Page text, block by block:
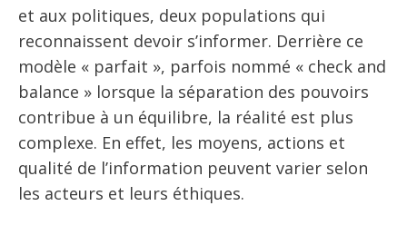
et aux politiques, deux populations qui
reconnaissent devoir s’informer. Derrière ce
modèle « parfait », parfois nommé « check and
balance » lorsque la séparation des pouvoirs
contribue à un équilibre, la réalité est plus
complexe. En effet, les moyens, actions et
qualité de l’information peuvent varier selon
les acteurs et leurs éthiques.